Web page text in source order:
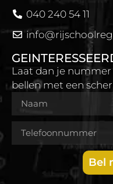
040 240 54 11
Laat dan je
bellen met een
Bel